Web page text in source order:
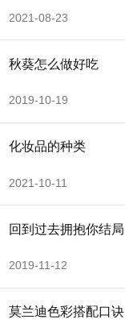
2021-08-23
秋葵怎么做好吃
2019-10-19
化妆品的种类
2021-10-11
回到过去拥抱你结局
2019-11-12
莫兰迪色彩搭配口诀